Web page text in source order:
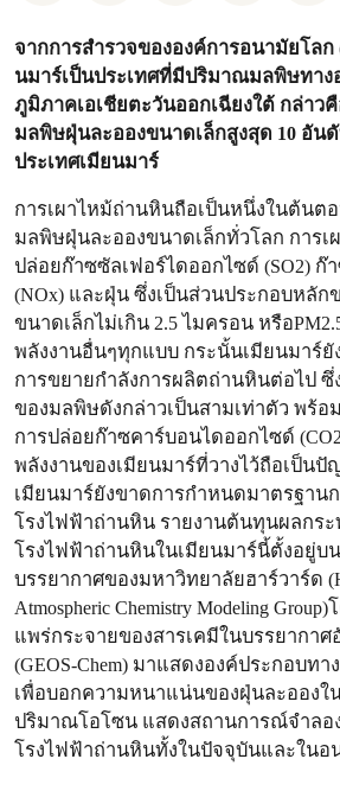
จากการสำรวจขององค์การอนามัยโลก
นมาร์เป็นประเทศที่มีปริมาณมลพิษทาง
ภูมิภาคเอเชียตะวันออกเฉียงใต้ กล่าว
มลพิษฝุ่นละอองขนาดเล็กสูงสุด 10 อัน
ประเทศเมียนมาร์
การเผาไหม้ถ่านหินถือเป็นหนึ่งในต้นต
มลพิษฝุ่นละอองขนาดเล็กทั่วโลก การเ
ปล่อยก๊าซซัลเฟอร์ไดออกไซด์ (SO2) ก๊
(NOx) และฝุ่น ซึ่งเป็นส่วนประกอบหลั
ขนาดเล็กไม่เกิน 2.5 ไมครอน หรือ
พลังงานอื่นๆทุกแบบ กระนั้นเมียนมาร์
การขยายกำลังการผลิตถ่านหินต่อไป
ของมลพิษดังกล่าวเป็นสามเท่าตัว พร้
การปล่อยก๊าซคาร์บอนไดออกไซด์
พลังงานของเมียนมาร์ที่วางไว้ถือเป็นปั
เมียนมาร์ยังขาดการกำหนดมาตรฐาน
โรงไฟฟ้าถ่านหิน รายงานต้นทุนผลกร
โรงไฟฟ้าถ่านหินในเมียนมาร์นี้ตั้งอยู่บ
บรรยากาศของมหาวิทยาลัยฮาร์วาร์ด
Atmospheric Chemistry Modeling
แพร่กระจายของสารเคมีในบรรยากา
(GEOS-Chem) มาแสดงองค์ประกอบท
เพื่อบอกความหนาแน่นของฝุ่นละอองใ
ปริมาณโอโซน แสดงสถานการณ์จำลอ
โรงไฟฟ้าถ่านหินทั้งในปัจจุบันและในอ